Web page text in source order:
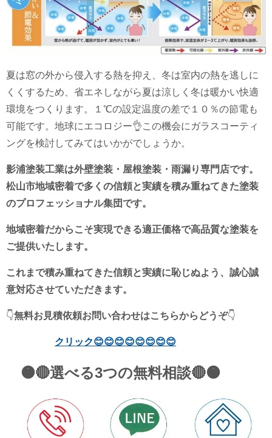
夏は窓の外から侵入する熱を抑え、冬は室内の熱を逃しに
くくするため、 省エネしながら夏は涼しく冬は暖かい快適
環境をつくります。
１℃の設定温度の差で１０％の節電も
可能です。地球にエコロジー👌この機会にガラスコーティ
ングを検討してみてはいかがでしょうか。
影浦塗装工業は外壁塗装・屋根塗装・雨漏り専門店です。
松山市地域密着で多くの信頼と実績を積み重ねてきた塗装
のプロフェッショナル集団です。
地域密着だからこそ実現できる適正価格で高品質な塗装を
ご提供いたします。
これまで積み重ねてきた信頼と実績に恥じぬよう、誠心誠
意対応させていただきます。
👇無料お見積依頼お問い合わせはこちらからどうぞ👇
クリック😊😊😊😊😊😊😊😊
🟠🔴選べる3つの無料相談🔴🟠